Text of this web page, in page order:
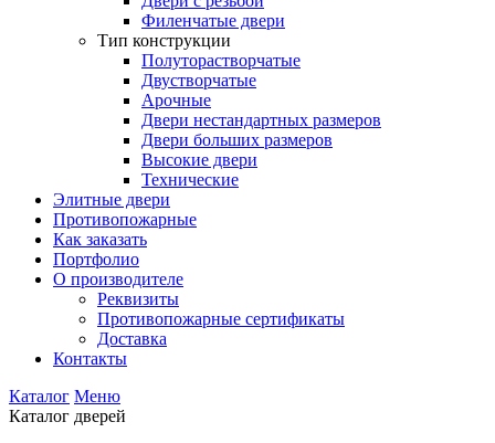
Филенчатые двери
Тип конструкции
Полуторастворчатые
Двустворчатые
Арочные
Двери нестандартных размеров
Двери больших размеров
Высокие двери
Технические
Элитные двери
Противопожарные
Как заказать
Портфолио
О производителе
Реквизиты
Противопожарные сертификаты
Доставка
Контакты
Каталог Меню
Каталог дверей